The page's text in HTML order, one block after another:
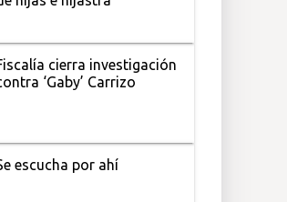
cierra investigación
‘Gaby’ Carrizo
escucha por ahí